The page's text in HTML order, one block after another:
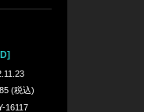
(税込)
16117